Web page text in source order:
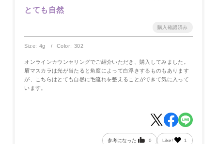
とても自然
Size: 4g Color: 302
オンラインカウンセリングでご紹介いただき、購入してみました。
眉マスカラは光が当たると角度によって白浮きするものもあります
が、こちらはとても自然に毛流れを整えることができて気に入って
います。
参考になった 0 Like! 1